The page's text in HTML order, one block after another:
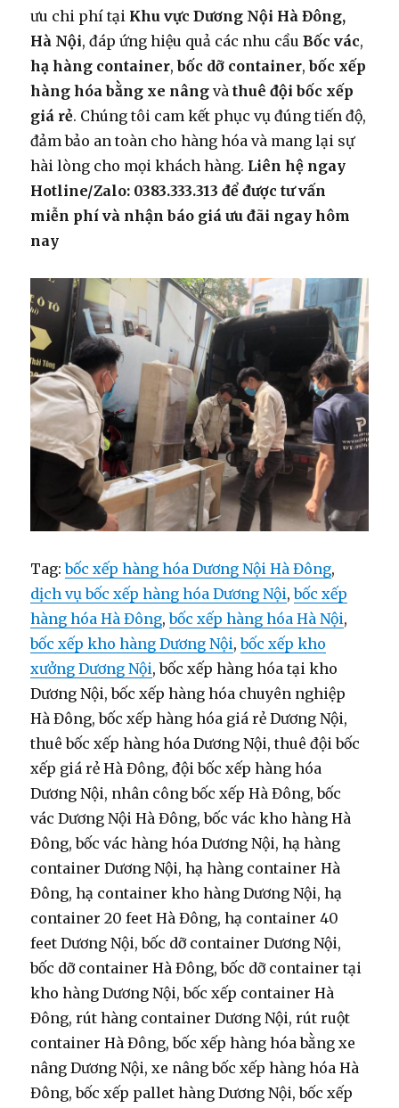
ưu chi phí tại Khu vực Dương Nội Hà Đông,
Hà Nội, đáp ứng hiệu quả các nhu cầuBốc vác,
hạ hàng container,bốc dỡ container,bốc xếp
hàng hóa bằng xe nâng vàthuê đội bốc xếp
giá rẻ. Chúng tôi cam kết phục vụ đúng tiến độ,
đảm bảo an toàn cho hàng hóa và mang lại sự
hài lòng cho mọi khách hàng. Liên hệ ngay
Hotline/Zalo: 0383.333.313 để được tư vấn
miễn phí và nhận báo giá ưu đãi ngay hôm
nay
Tag:bốc xếp hàng hóa Dương Nội Hà Đông,
dịch vụ bốc xếp hàng hóa Dương Nội,bốc xếp
hàng hóa Hà Đông,bốc xếp hàng hóa Hà Nội,
bốc xếp kho hàng Dương Nội,bốc xếp kho
xưởng Dương Nội, bốc xếp hàng hóa tại kho
Dương Nội, bốc xếp hàng hóa chuyên nghiệp
Hà Đông, bốc xếp hàng hóa giá rẻ Dương Nội,
thuê bốc xếp hàng hóa Dương Nội, thuê đội bốc
xếp giá rẻ Hà Đông, đội bốc xếp hàng hóa
Dương Nội, nhân công bốc xếp Hà Đông, bốc
vác Dương Nội Hà Đông, bốc vác kho hàng Hà
Đông, bốc vác hàng hóa Dương Nội, hạ hàng
container Dương Nội, hạ hàng container Hà
Đông, hạ container kho hàng Dương Nội, hạ
container 20 feet Hà Đông, hạ container 40
feet Dương Nội, bốc dỡ container Dương Nội,
bốc dỡ container Hà Đông, bốc dỡ container tại
kho hàng Dương Nội, bốc xếp container Hà
Đông, rút hàng container Dương Nội, rút ruột
container Hà Đông, bốc xếp hàng hóa bằng xe
nâng Dương Nội, xe nâng bốc xếp hàng hóa Hà
Đông, bốc xếp pallet hàng Dương Nội, bốc xếp